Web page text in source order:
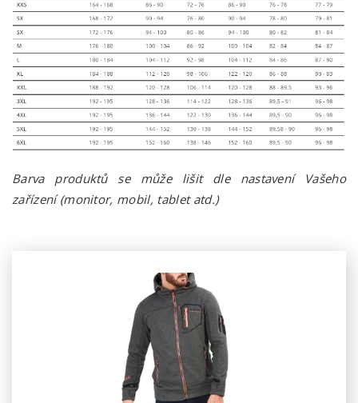
Barva produktů se může lišit dle nastavení Vašeho
zařízení (monitor, mobil, tablet atd.)